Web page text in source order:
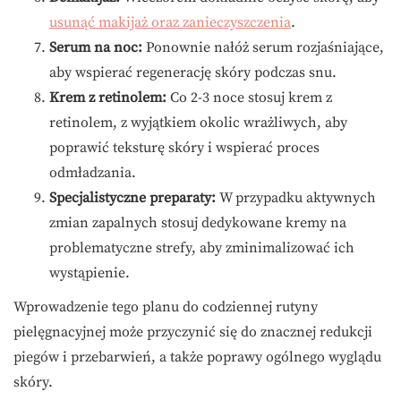
usunąć makijaż oraz zanieczyszczenia.
Serum na noc: Ponownie nałóż serum rozjaśniające,
aby wspierać regenerację skóry podczas snu.
Krem z retinolem: Co 2-3 noce stosuj krem z
retinolem, z wyjątkiem okolic wrażliwych, aby
poprawić teksturę skóry i wspierać proces
odmładzania.
Specjalistyczne preparaty: W przypadku aktywnych
zmian zapalnych stosuj dedykowane kremy na
problematyczne strefy, aby zminimalizować ich
wystąpienie.
Wprowadzenie tego planu do codziennej rutyny
pielęgnacyjnej może przyczynić się do znacznej redukcji
piegów i przebarwień, a także poprawy ogólnego wyglądu
skóry.